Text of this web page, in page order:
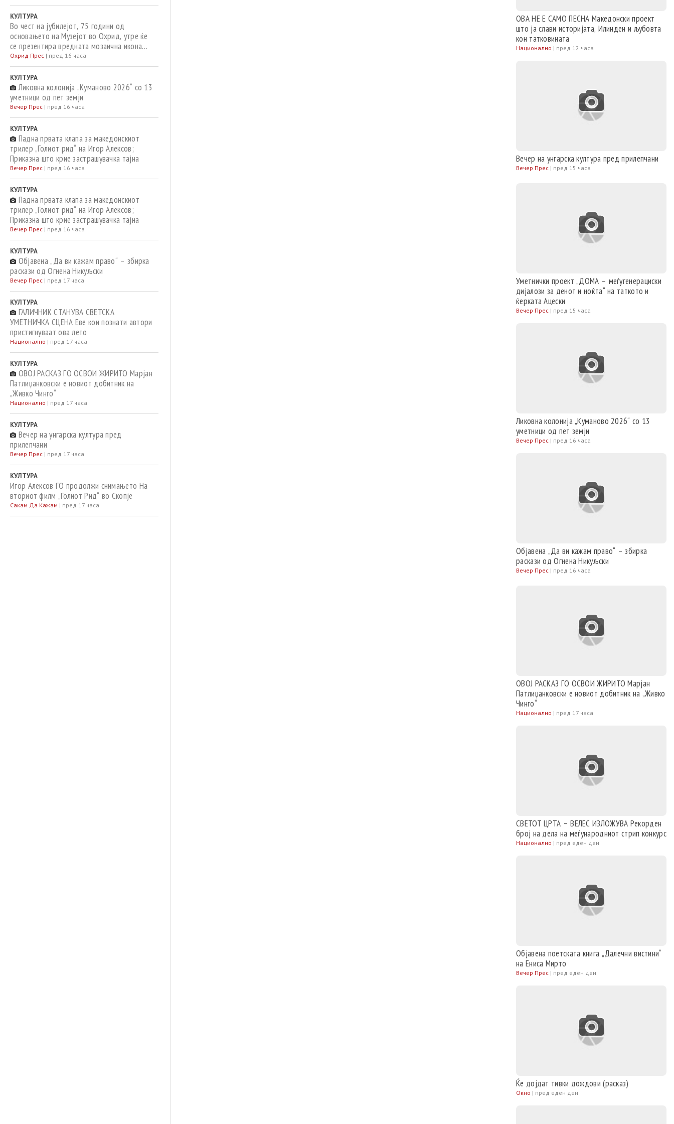
КУЛТУРА
Во чест на јубилејот, 75 години од
основањето на Музејот во Охрид, утре ќе
се презентира вредната мозаична икона
„Исус Христос на престол“ од XIV век
Охрид Прес | пред 16 часа
КУЛТУРА
Ликовна колонија „Куманово 2026“ со 13
уметници од пет земји
Вечер Прес | пред 16 часа
КУЛТУРА
Падна првата клапа за македонскиот
трилер „Голиот рид“ на Игор Алексов;
Приказна што крие застрашувачка тајна
Вечер Прес | пред 16 часа
КУЛТУРА
Падна првата клапа за македонскиот
трилер „Голиот рид“ на Игор Алексов;
Приказна што крие застрашувачка тајна
Вечер Прес | пред 16 часа
КУЛТУРА
Објавена „Да ви кажам право“ – збирка
раскази од Огнена Никуљски
Вечер Прес | пред 17 часа
КУЛТУРА
ГАЛИЧНИК СТАНУВА СВЕТСКА
УМЕТНИЧКА СЦЕНА Еве кои познати автори
пристигнуваат ова лето
Национално | пред 17 часа
КУЛТУРА
ОВОЈ РАСКАЗ ГО ОСВОИ ЖИРИТО Марјан
Патлиџанковски е новиот добитник на
„Живко Чинго“
Национално | пред 17 часа
КУЛТУРА
Вечер на унгарска култура пред
прилепчани
Вечер Прес | пред 17 часа
КУЛТУРА
Игор Алексов ГО продолжи снимањето На
вториот филм „Голиот Рид“ во Скопје
Сакам Да Кажам | пред 17 часа
ОВА НЕ Е САМО ПЕСНА Македонски проект
што ја слави историјата, Илинден и љубовта
кон татковината
Национално | пред 12 часа
Вечер на унгарска култура пред прилепчани
Вечер Прес | пред 15 часа
Уметнички проект „ДОМА – меѓугенерациски
дијалози за денот и ноќта“ на таткото и
ќерката Ацески
Вечер Прес | пред 15 часа
Ликовна колонија „Куманово 2026“ со 13
уметници од пет земји
Вечер Прес | пред 16 часа
Објавена „Да ви кажам право“ – збирка
раскази од Огнена Никуљски
Вечер Прес | пред 16 часа
ОВОЈ РАСКАЗ ГО ОСВОИ ЖИРИТО Марјан
Патлиџанковски е новиот добитник на „Живко
Чинго“
Национално | пред 17 часа
СВЕТОТ ЦРТА – ВЕЛЕС ИЗЛОЖУВА Рекорден
број на дела на меѓународниот стрип конкурс
Национално | пред еден ден
Објавена поетската книга „Далечни вистини“
на Ениса Мирто
Вечер Прес | пред еден ден
Ќе дојдат тивки дождови (расказ)
Окно | пред еден ден